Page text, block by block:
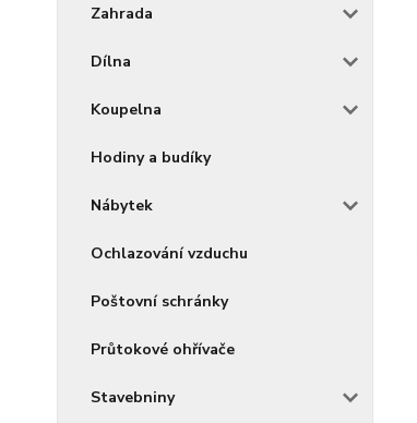
Zahrada
Dílna
Koupelna
Hodiny a budíky
Nábytek
Ochlazování vzduchu
Poštovní schránky
Průtokové ohřívače
Stavebniny